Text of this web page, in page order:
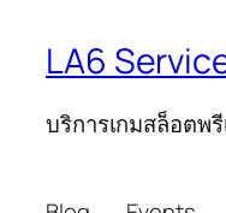
LA6
บริการเกมสล็อตพ